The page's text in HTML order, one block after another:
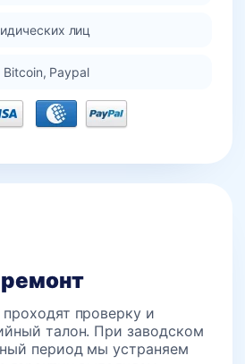
лиц
Paypal
ремонт
проверку и
талон. При заводском
период мы устраняем